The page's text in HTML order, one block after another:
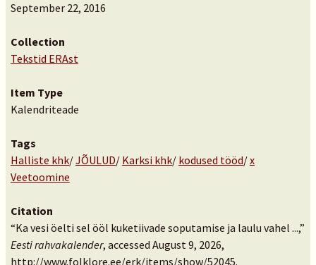
September 22, 2016
Collection
Tekstid ERAst
Item Type
Kalendriteade
Tags
Halliste khk/JÕULUD/ Karksi khk/ kodused tööd/x
Veetoomine
Citation
“Ka vesi öelti sel ööl kuketiivade soputamise ja laulu vahel ...,”
Eesti rahvakalender, accessed August 9, 2026,
http://www.folklore.ee/erk/items/show/52045.